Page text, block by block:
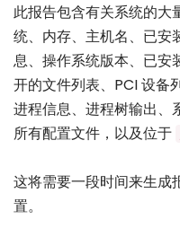
此报告包含有关系统的大
统、内存、主机名、已安
息、操作系统版本、已安
开的文件列表、PCI 设备
进程信息、进程树输出、
所有配置文件，以及位于
这将需要一段时间来生成
置。